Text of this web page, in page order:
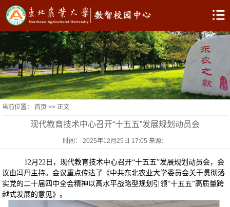
当前位置：首页 >> 正文
现代教育技术中心召开“十五五”发展规划动员会
时间： 2025年12月25日 17:05 来源：
12月22日，现代教育技术中心召开“十五五”发展规划动员会，会
议由冯丹主持。会议重点传达了《中共东北农业大学委员会关于贯彻落
实党的二十届四中全会精神以高水平战略型规划引领“十五五”高质量跨
越式发展的意见》。